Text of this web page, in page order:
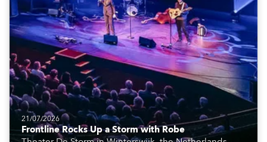
21/07/2026
Frontline Rocks Up a Storm with Robe